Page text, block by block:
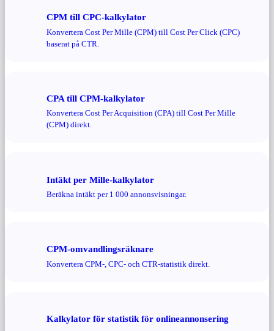
CPM till CPC-kalkylator
Konvertera Cost Per Mille (CPM) till Cost Per Click (CPC)
baserat på CTR.
CPA till CPM-kalkylator
Konvertera Cost Per Acquisition (CPA) till Cost Per Mille
(CPM) direkt.
Intäkt per Mille-kalkylator
Beräkna intäkt per 1 000 annonsvisningar.
CPM-omvandlingsräknare
Konvertera CPM-, CPC- och CTR-statistik direkt.
Kalkylator för statistik för onlineannonsering